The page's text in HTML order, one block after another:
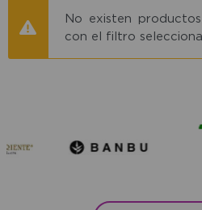
No existen
con el filtro